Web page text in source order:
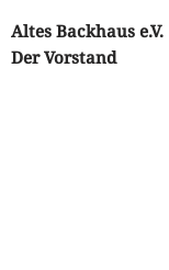
Altes Backhaus e.V.
Der Vorstand